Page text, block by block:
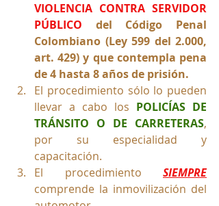
VIOLENCIA CONTRA SERVIDOR
PÚBLICO del Código Penal
Colombiano (Ley 599 del 2.000,
art. 429) y que contempla pena
de 4 hasta 8 años de prisión.
El procedimiento sólo lo pueden
llevar a cabo los POLICÍAS DE
TRÁNSITO O DE CARRETERAS,
por su especialidad y
capacitación.
El procedimiento SIEMPRE
comprende la inmovilización del